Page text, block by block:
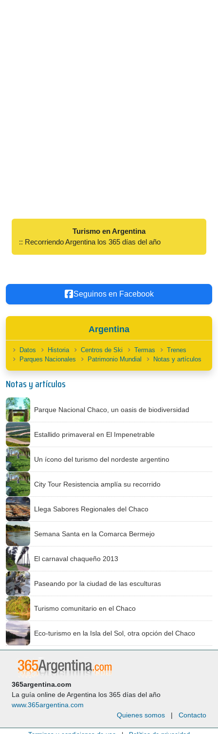
Turismo en Argentina
:: Recorriendo Argentina los 365 días del año
Seguinos en Facebook
Argentina
Datos Historia Centros de Ski Termas
Trenes
Parques Nacionales
Patrimonio Mundial Notas y artículos
Notas y artículos
Parque Nacional Chaco, un oasis de biodiversidad
Estallido primaveral en El Impenetrable
Un ícono del turismo del nordeste argentino
City Tour Resistencia amplía su recorrido
Llega Sabores Regionales del Chaco
Semana Santa en la Comarca Bermejo
El carnaval chaqueño 2013
Paseando por la ciudad de las esculturas
Turismo comunitario en el Chaco
Eco-turismo en la Isla del Sol, otra opción del Chaco
365argentina.com
La guía online de Argentina los 365 días del año
www.365argentina.com
Quienes somos | Contacto